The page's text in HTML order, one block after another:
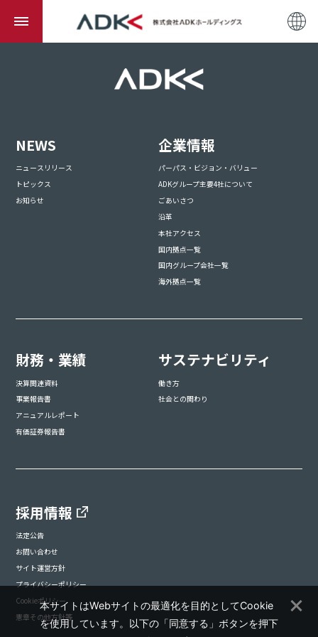
NEWS
ニュースリリース
トピックス
お知らせ
企業情報
パーパス・ビジョン・バリュー
ADKグループ主要4社について
ごあいさつ
沿革
本社アクセス
国内拠点一覧
国内グループ会社一覧
海外拠点一覧
財務・業績
決算関連資料
事業報告書
アニュアルレポート
有価証券報告書
サステナビリティ
働き方
社会との関わり
採用情報
法定公告
お問い合わせ
サイト運営方針
プライバシーポリシー
Cookieポリシー
憲章その他方針等
本サイトはWebサイトの最適化を目的としてCookie
を使用しています。以下の「同意する」ボタンを押下